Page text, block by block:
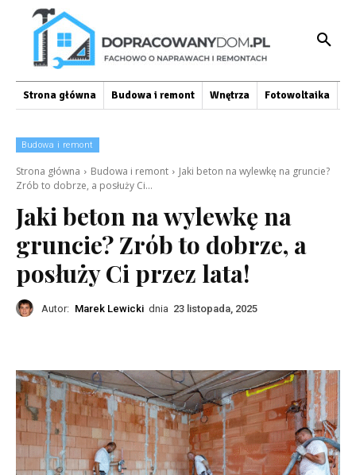
Strona główna Budowa i remont Wnętrza Fotowoltaika
Budowa i remont
Strona główna Budowa i remont
Jaki beton na wylewkę na gruncie?
Zrób to dobrze, a posłuży Ci...
Jaki beton na wylewkę na
gruncie? Zrób to dobrze, a
posłuży Ci przez lata!
Autor: Marek Lewicki dnia 23 listopada, 2025